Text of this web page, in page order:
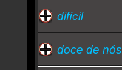
difícil
doce de nós